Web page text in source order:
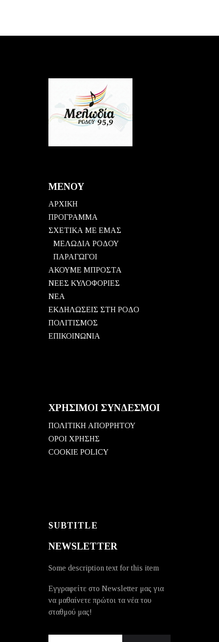
ΜΕΝΟΥ
ΑΡΧΙΚΗ
ΠΡΟΓΡΑΜΜΑ
ΣΧΕΤΙΚΑ ΜΕ ΕΜΑΣ
ΜΕΛΩΔΙΑ ΡΟΔΟΥ
ΠΑΡΑΓΩΓΟΙ
ΑΚΟΥΜΕ ΜΠΡΟΣΤΑ
ΝΕΕΣ ΚΥΛΟΦΟΡΙΕΣ
ΝΕΑ
ΕΚΔΗΛΩΣΕΙΣ ΣΤΗ ΡΟΔΟ
ΠΟΛΙΤΙΣΜΟΣ
ΕΠΙΚΟΙΝΩΝΙΑ
ΧΡΗΣΙΜΟΙ ΣΥΝΔΕΣΜΟΙ
ΠΟΛΙΤΙΚΗ ΑΠΟΡΡΗΤΟΥ
ΟΡΟΙ ΧΡΗΣΗΣ
COOKIE POLICY
SUBTITLE
NEWSLETTER
Some description text for this item
Εγγραφείτε στο Newsletter μας για
να μαθαίνετε πρώτοι τα νέα του
σταθμού μας!